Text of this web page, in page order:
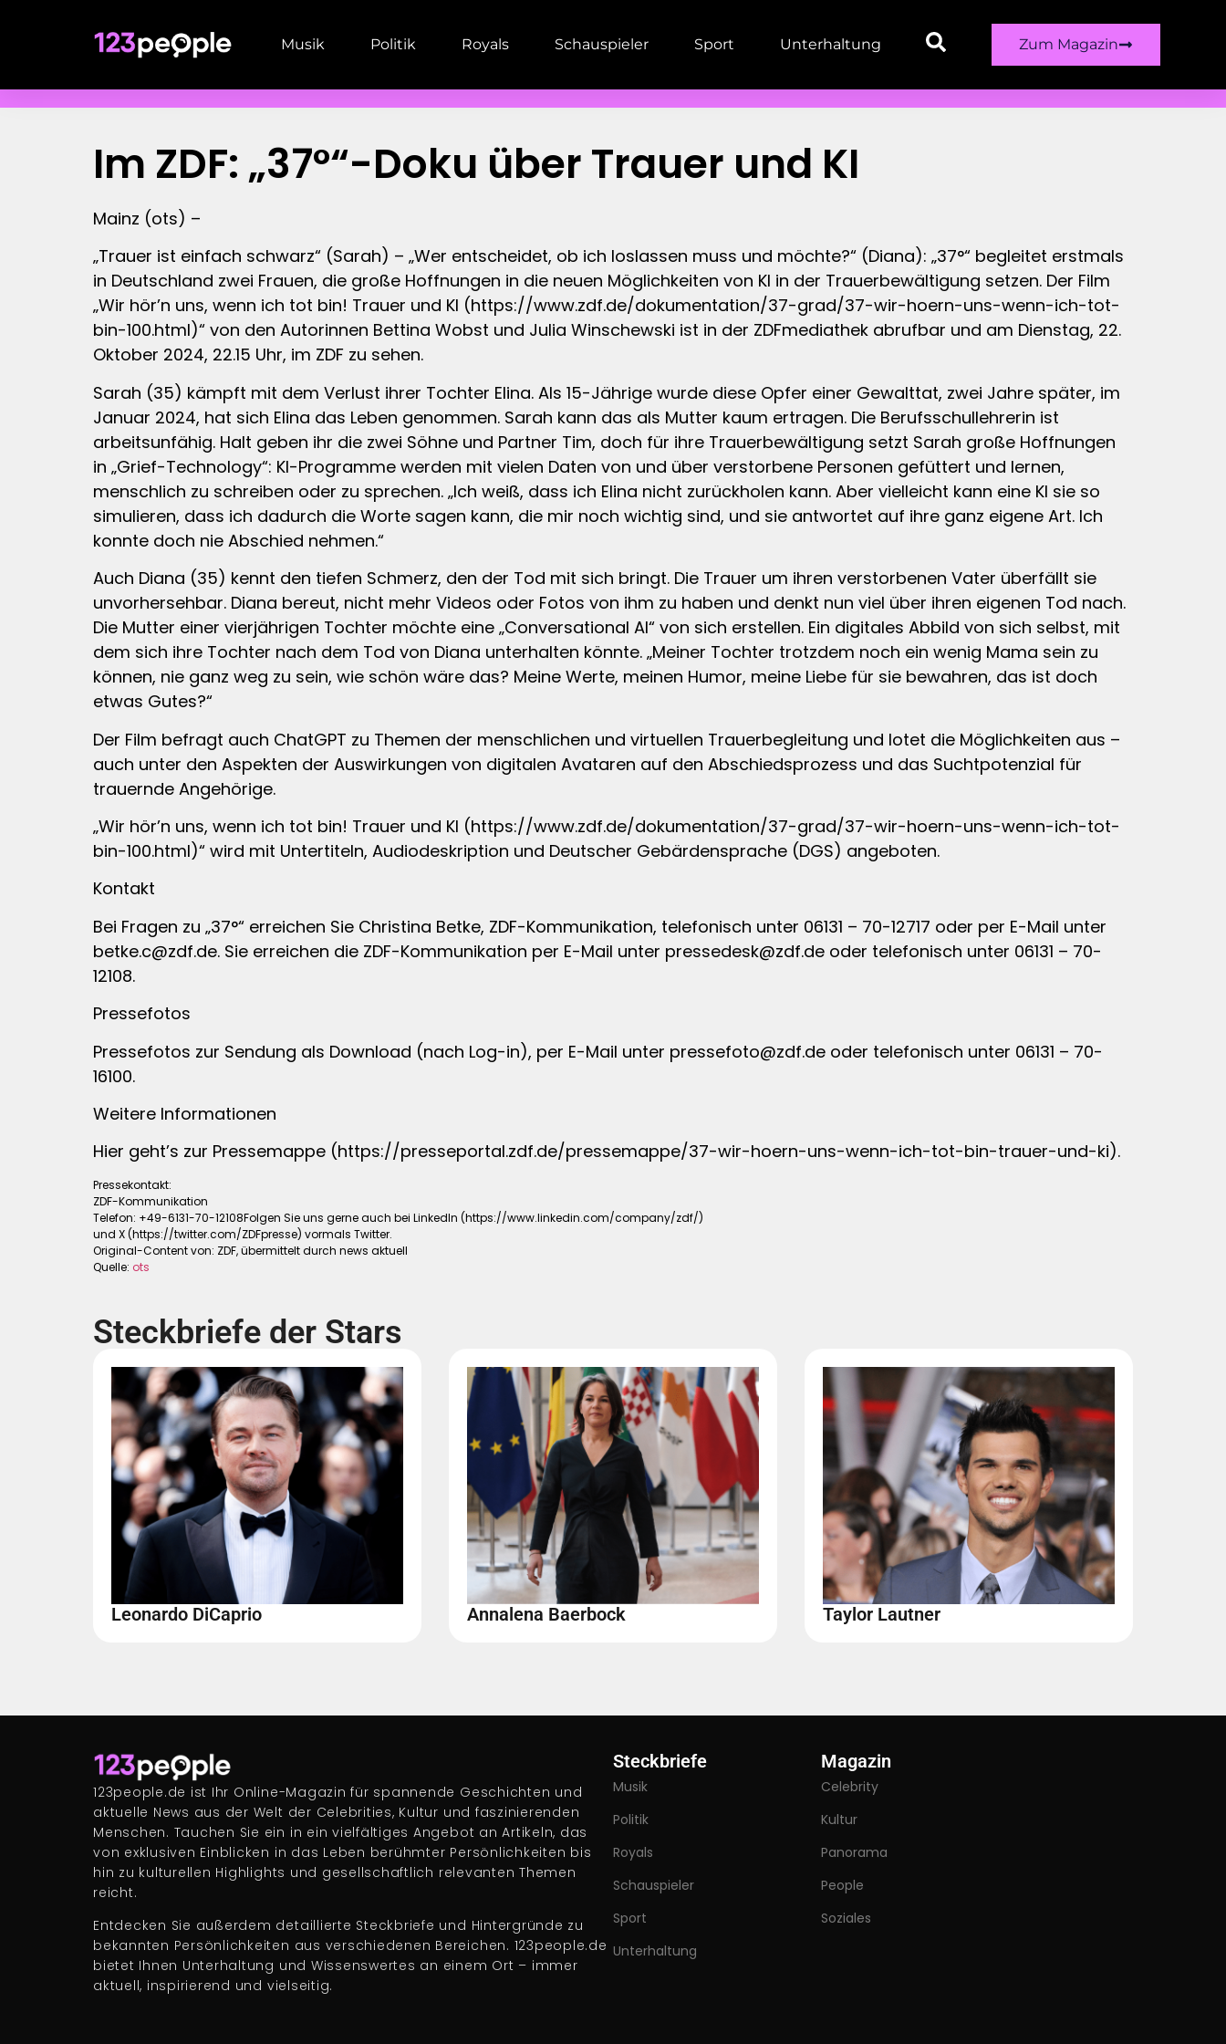
Musik Politik Royals Schauspieler Sport Unterhaltung Zum Magazin
Im ZDF: „37°“-Doku über Trauer und KI
Mainz (ots) –
„Trauer ist einfach schwarz“ (Sarah) – „Wer entscheidet, ob ich loslassen muss und möchte?“ (Diana): „37°“ begleitet erstmals
in Deutschland zwei Frauen, die große Hoffnungen in die neuen Möglichkeiten von KI in der Trauerbewältigung setzen. Der Film
„Wir hör’n uns, wenn ich tot bin! Trauer und KI (https://www.zdf.de/dokumentation/37-grad/37-wir-hoern-uns-wenn-ich-tot-
bin-100.html)“ von den Autorinnen Bettina Wobst und Julia Winschewski ist in der ZDFmediathek abrufbar und am Dienstag, 22.
Oktober 2024, 22.15 Uhr, im ZDF zu sehen.
Sarah (35) kämpft mit dem Verlust ihrer Tochter Elina. Als 15-Jährige wurde diese Opfer einer Gewalttat, zwei Jahre später, im
Januar 2024, hat sich Elina das Leben genommen. Sarah kann das als Mutter kaum ertragen. Die Berufsschullehrerin ist
arbeitsunfähig. Halt geben ihr die zwei Söhne und Partner Tim, doch für ihre Trauerbewältigung setzt Sarah große Hoffnungen
in „Grief-Technology“: KI-Programme werden mit vielen Daten von und über verstorbene Personen gefüttert und lernen,
menschlich zu schreiben oder zu sprechen. „Ich weiß, dass ich Elina nicht zurückholen kann. Aber vielleicht kann eine KI sie so
simulieren, dass ich dadurch die Worte sagen kann, die mir noch wichtig sind, und sie antwortet auf ihre ganz eigene Art. Ich
konnte doch nie Abschied nehmen.“
Auch Diana (35) kennt den tiefen Schmerz, den der Tod mit sich bringt. Die Trauer um ihren verstorbenen Vater überfällt sie
unvorhersehbar. Diana bereut, nicht mehr Videos oder Fotos von ihm zu haben und denkt nun viel über ihren eigenen Tod nach.
Die Mutter einer vierjährigen Tochter möchte eine „Conversational AI“ von sich erstellen. Ein digitales Abbild von sich selbst, mit
dem sich ihre Tochter nach dem Tod von Diana unterhalten könnte. „Meiner Tochter trotzdem noch ein wenig Mama sein zu
können, nie ganz weg zu sein, wie schön wäre das? Meine Werte, meinen Humor, meine Liebe für sie bewahren, das ist doch
etwas Gutes?“
Der Film befragt auch ChatGPT zu Themen der menschlichen und virtuellen Trauerbegleitung und lotet die Möglichkeiten aus –
auch unter den Aspekten der Auswirkungen von digitalen Avataren auf den Abschiedsprozess und das Suchtpotenzial für
trauernde Angehörige.
„Wir hör’n uns, wenn ich tot bin! Trauer und KI (https://www.zdf.de/dokumentation/37-grad/37-wir-hoern-uns-wenn-ich-tot-
bin-100.html)“ wird mit Untertiteln, Audiodeskription und Deutscher Gebärdensprache (DGS) angeboten.
Kontakt
Bei Fragen zu „37°“ erreichen Sie Christina Betke, ZDF-Kommunikation, telefonisch unter 06131 – 70-12717 oder per E-Mail unter
betke.c@zdf.de. Sie erreichen die ZDF-Kommunikation per E-Mail unter pressedesk@zdf.de oder telefonisch unter 06131 – 70-
12108.
Pressefotos
Pressefotos zur Sendung als Download (nach Log-in), per E-Mail unter pressefoto@zdf.de oder telefonisch unter 06131 – 70-
16100.
Weitere Informationen
Hier geht’s zur Pressemappe (https://presseportal.zdf.de/pressemappe/37-wir-hoern-uns-wenn-ich-tot-bin-trauer-und-ki).
Pressekontakt:
ZDF-Kommunikation
Telefon: +49-6131-70-12108Folgen Sie uns gerne auch bei LinkedIn (https://www.linkedin.com/company/zdf/)
und X (https://twitter.com/ZDFpresse) vormals Twitter.
Original-Content von: ZDF, übermittelt durch news aktuell
Quelle: ots
Steckbriefe der Stars
Leonardo DiCaprio Annalena Baerbock Taylor Lautner
123people.de ist Ihr Online-Magazin für spannende Geschichten und
aktuelle News aus der Welt der Celebrities, Kultur und faszinierenden
Menschen. Tauchen Sie ein in ein vielfältiges Angebot an Artikeln, das
von exklusiven Einblicken in das Leben berühmter Persönlichkeiten bis
hin zu kulturellen Highlights und gesellschaftlich relevanten Themen
reicht.
Entdecken Sie außerdem detaillierte Steckbriefe und Hintergründe zu
bekannten Persönlichkeiten aus verschiedenen Bereichen. 123people.de
bietet Ihnen Unterhaltung und Wissenswertes an einem Ort – immer
aktuell, inspirierend und vielseitig.
Steckbriefe
Musik
Politik
Royals
Schauspieler
Sport
Unterhaltung
Magazin
Celebrity
Kultur
Panorama
People
Soziales